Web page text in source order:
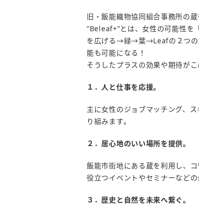
旧・飯能織物協同組合事務所の
“Beleaf+”とは、女性の可能性
を広げる→緑→葉→Leafの２つの
能も可能になる！
そうしたプラスの効果や期待が
１．人と仕事を応援。
主に女性のジョブマッチング、
り組みます。
２．居心地のいい場所を提供。
飯能市街地にある蔵を利用し、
役立つイベントやセミナーなどの
３．歴史と自然を未来へ繋ぐ。